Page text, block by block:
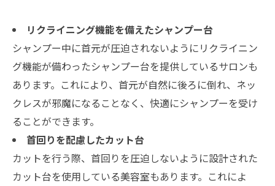
リクライニング機能を備えたシャンプー台
シャンプー中に首元が圧迫されないようにリクライニン
グ機能が備わったシャンプー台を提供しているサロンも
あります。これにより、首元が自然に後ろに倒れ、ネッ
クレスが邪魔になることなく、快適にシャンプーを受け
ることができます。
首回りを配慮したカット台
カットを行う際、首回りを圧迫しないように設計された
カット台を使用している美容室もあります。これによ